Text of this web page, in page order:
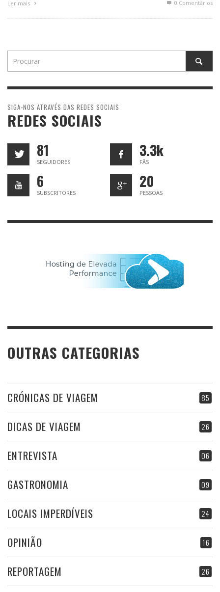
Ler mais 0 Comentários
SIGA-NOS ATRAVÉS DAS REDES SOCIAIS
REDES SOCIAIS
81
SEGUIDORES
3.3k
FÃS
6
SUBSCRITORES
20
PESSOAS
OUTRAS CATEGORIAS
85
CRÓNICAS DE VIAGEM
26
DICAS DE VIAGEM
06
ENTREVISTA
09
GASTRONOMIA
24
LOCAIS IMPERDÍVEIS
16
OPINIÃO
26
REPORTAGEM